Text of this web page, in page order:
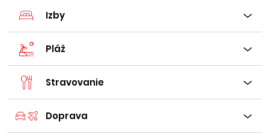
Izby
Pláž
Stravovanie
Doprava